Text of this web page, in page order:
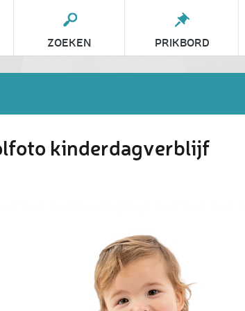
PRIKBORD
ZOEKEN
kinderdagverblijf